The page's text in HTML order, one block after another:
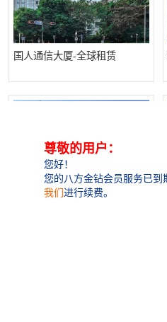
国人通信大厦-全球租赁